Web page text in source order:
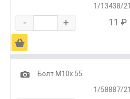
1/13438/21
- + 11 ₽
Ä
1
Болт М10х 55
1/58887/21